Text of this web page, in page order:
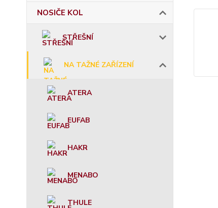
NOSIČE KOL
STŘEŠNÍ
NA TAŽNÉ ZAŘÍZENÍ
ATERA
EUFAB
HAKR
MENABO
THULE